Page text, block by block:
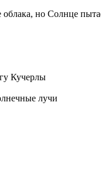
облака, но Солнце
Кучерлы
лучи